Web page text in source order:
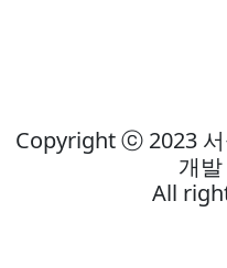
Copyright ⓒ 2023 서
개
All